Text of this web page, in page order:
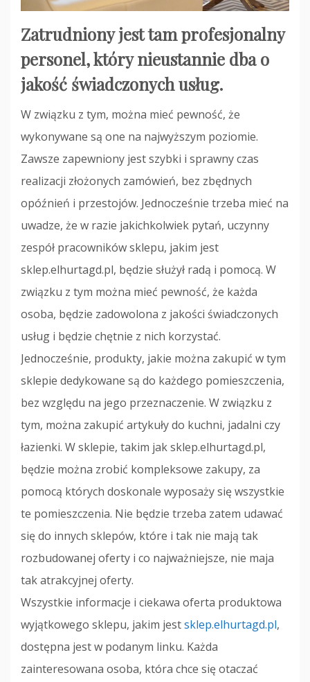
Zatrudniony jest tam profesjonalny
personel, który nieustannie dba o
jakość świadczonych usług.
W związku z tym, można mieć pewność, że
wykonywane są one na najwyższym poziomie.
Zawsze zapewniony jest szybki i sprawny czas
realizacji złożonych zamówień, bez zbędnych
opóźnień i przestojów. Jednocześnie trzeba mieć na
uwadze, że w razie jakichkolwiek pytań, uczynny
zespół pracowników sklepu, jakim jest
sklep.elhurtagd.pl, będzie służył radą i pomocą. W
związku z tym można mieć pewność, że każda
osoba, będzie zadowolona z jakości świadczonych
usług i będzie chętnie z nich korzystać.
Jednocześnie, produkty, jakie można zakupić w tym
sklepie dedykowane są do każdego pomieszczenia,
bez względu na jego przeznaczenie. W związku z
tym, można zakupić artykuły do kuchni, jadalni czy
łazienki. W sklepie, takim jak sklep.elhurtagd.pl,
będzie można zrobić kompleksowe zakupy, za
pomocą których doskonale wyposaży się wszystkie
te pomieszczenia. Nie będzie trzeba zatem udawać
się do innych sklepów, które i tak nie mają tak
rozbudowanej oferty i co najważniejsze, nie maja
tak atrakcyjnej oferty.
Wszystkie informacje i ciekawa oferta produktowa
wyjątkowego sklepu, jakim jestsklep.elhurtagd.pl,
dostępna jest w podanym linku. Każda
zainteresowana osoba, która chce się otaczać